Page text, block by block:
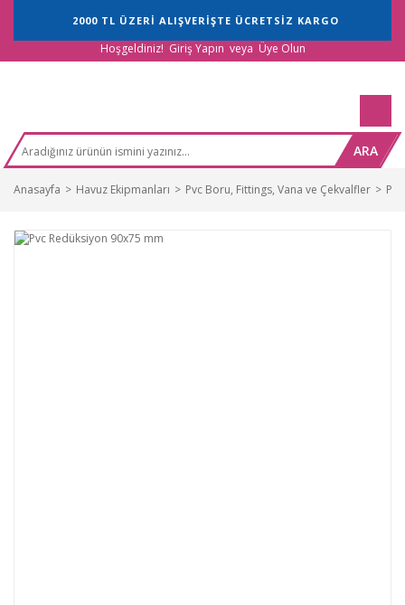
2000 TL ÜZERİ ALIŞVERİŞTE ÜCRETSİZ KARGO
Hoşgeldiniz! Giriş Yapın veya Üye Olun
ARA
Anasayfa Havuz Ekipmanları Pvc Boru, Fittings, Vana ve Çekvalfler